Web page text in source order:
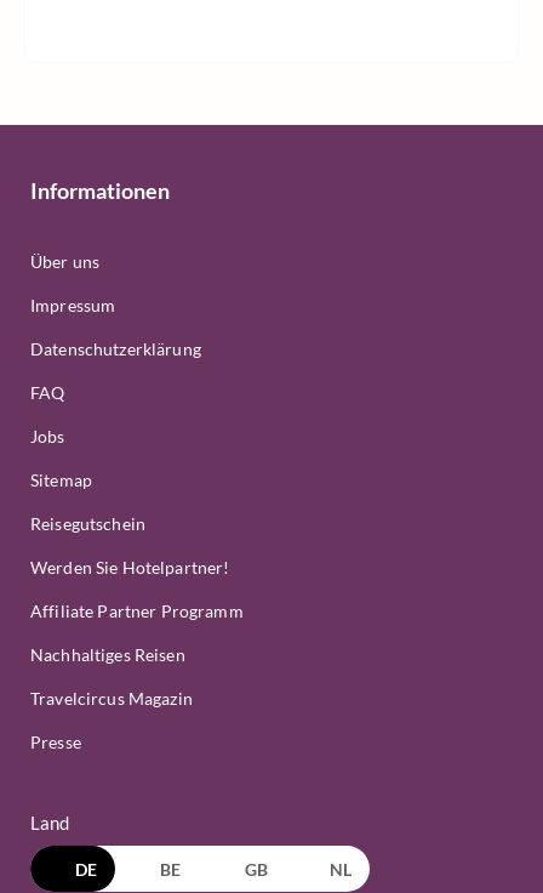
Informationen
Über uns
Impressum
Datenschutzerklärung
FAQ
Jobs
Sitemap
Reisegutschein
Werden Sie Hotelpartner!
Affiliate Partner Programm
Nachhaltiges Reisen
Travelcircus Magazin
Presse
Land
DE BE GB NL